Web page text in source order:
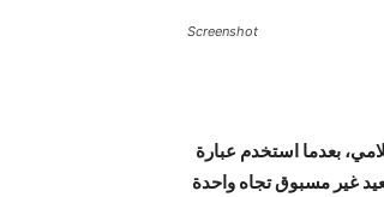
Screenshot
بعدما استخدم عبارة
غير مسبوق تجاه واحدة